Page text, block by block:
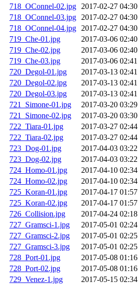
718_OConnel-02.jpg
2017-02-27 04:30
718_OConnel-03.jpg
2017-02-27 04:30
718_OConnel-04.jpg
2017-02-27 04:30
719_Che-01.jpg
2017-03-06 02:40
719_Che-02.jpg
2017-03-06 02:40
719_Che-03.jpg
2017-03-06 02:41
720_Degol-01.jpg
2017-03-13 02:41
720_Degol-02.jpg
2017-03-13 02:41
720_Degol-03.jpg
2017-03-13 02:41
721_Simone-01.jpg
2017-03-20 03:29
721_Simone-02.jpg
2017-03-20 03:30
722_Tiara-01.jpg
2017-03-27 02:44
722_Tiara-02.jpg
2017-03-27 02:44
723_Dog-01.jpg
2017-04-03 03:22
723_Dog-02.jpg
2017-04-03 03:22
724_Homo-01.jpg
2017-04-10 02:34
724_Homo-02.jpg
2017-04-10 02:34
725_Koran-01.jpg
2017-04-17 01:57
725_Koran-02.jpg
2017-04-17 01:57
726_Collision.jpg
2017-04-24 02:18
727_Gramsci-1.jpg
2017-05-01 02:24
727_Gramsci-2.jpg
2017-05-01 02:25
727_Gramsci-3.jpg
2017-05-01 02:25
728_Port-01.jpg
2017-05-08 01:16
728_Port-02.jpg
2017-05-08 01:16
729_Venez-1.jpg
2017-05-15 02:34